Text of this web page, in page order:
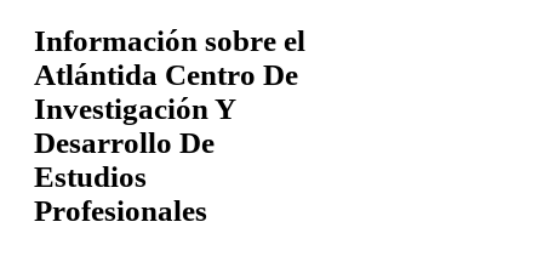
Información sobre el
Atlántida Centro De
Investigación Y
Desarrollo De
Estudios
Profesionales